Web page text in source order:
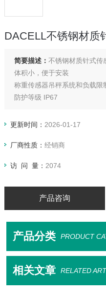
DACELL不锈钢材质
简要描述： 不锈钢材质针式传
体积小，便于安装
称重传感器吊秤系统和负载限
防护等级 IP67
更新时间： 2026-01-17
厂商性质： 经销商
访 问 量： 2074
产品咨询
产品分类 PRODUCT
相关文章 RELATED